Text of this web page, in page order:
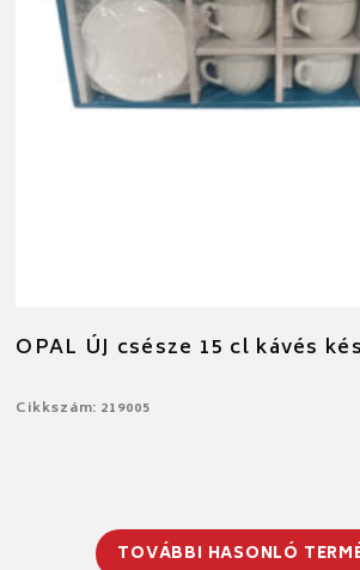
OPAL ÚJ csésze 15 cl kávés
Cikkszám: 219005
TOVÁBBI HASONLÓ